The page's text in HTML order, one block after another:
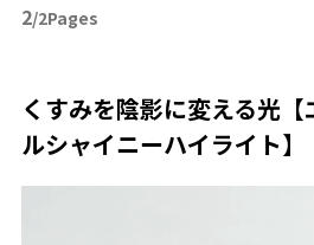
2/2Pages
くすみを陰影に変える光
ルシャイニーハイライト】